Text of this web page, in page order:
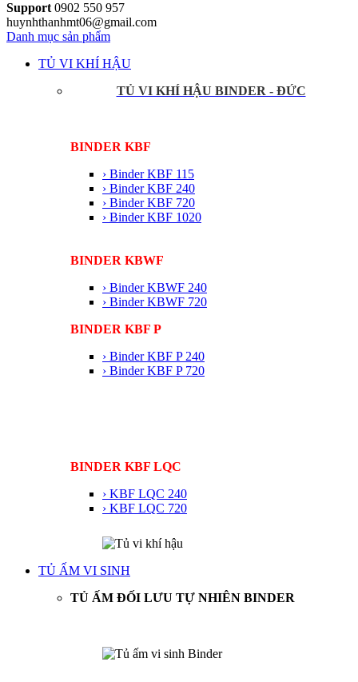
Support 0902 550 957
huynhthanhmt06@gmail.com
Danh mục sản phẩm
TỦ VI KHÍ HẬU
TỦ VI KHÍ HẬU BINDER - ĐỨC
BINDER KBF
› Binder KBF 115
› Binder KBF 240
› Binder KBF 720
› Binder KBF 1020
BINDER KBWF
› Binder KBWF 240
› Binder KBWF 720
BINDER KBF P
› Binder KBF P 240
› Binder KBF P 720
BINDER KBF LQC
› KBF LQC 240
› KBF LQC 720
TỦ ẤM VI SINH
TỦ ẤM ĐỐI LƯU TỰ NHIÊN BINDER